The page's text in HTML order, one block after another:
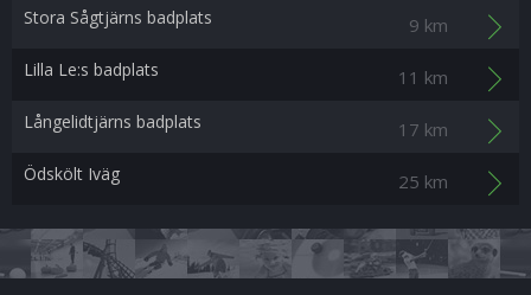
Stora Sågtjärns badplats 9 km
Lilla Le:s badplats 11 km
Långelidtjärns badplats 17 km
Ödskölt Iväg 25 km